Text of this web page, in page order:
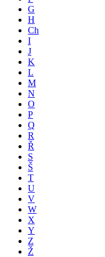
G
H
Ch
I
J
K
L
M
N
O
P
Q
R
Ř
S
Š
T
U
V
W
X
Y
Z
Ž